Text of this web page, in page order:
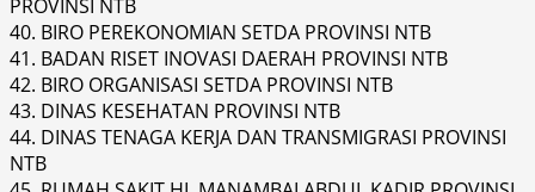
PROVINSI NTB
40. BIRO PEREKONOMIAN SETDA PROVINSI NTB
41. BADAN RISET INOVASI DAERAH PROVINSI NTB
42. BIRO ORGANISASI SETDA PROVINSI NTB
43. DINAS KESEHATAN PROVINSI NTB
44. DINAS TENAGA KERJA DAN TRANSMIGRASI PROVINSI
NTB